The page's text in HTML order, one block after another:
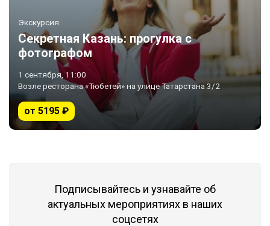
Экскурсия
Секретная Казань: прогулка с
фотографом
1 сентября, 11:00
Возле ресторана «Тюбетей» на улице Татарстана 3/2
от 5195 ₽
Подписывайтесь и узнавайте об
актуальных мероприятиях в наших
соцсетях